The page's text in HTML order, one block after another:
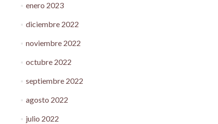
enero 2023
diciembre 2022
noviembre 2022
octubre 2022
septiembre 2022
agosto 2022
julio 2022